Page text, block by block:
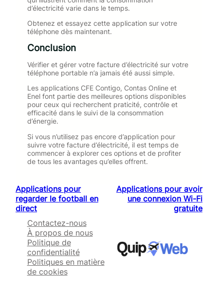
d’électricité varie dans le temps.
Obtenez et essayez cette application sur votre
téléphone dès maintenant.
Conclusion
Vérifier et gérer votre facture d’électricité sur votre
téléphone portable n’a jamais été aussi simple.
Les applications CFE Contigo, Contas Online et
Enel font partie des meilleures options disponibles
pour ceux qui recherchent praticité, contrôle et
efficacité dans le suivi de la consommation
d’énergie.
Si vous n’utilisez pas encore d’application pour
suivre votre facture d’électricité, il est temps de
commencer à explorer ces options et de profiter
de tous les avantages qu’elles offrent.
Applications pour
regarder le football en
direct
Applications pour avoir
une connexion Wi-Fi
gratuite
Contactez-nous
À propos de nous
Politique de
confidentialité
Politiques en matière
de cookies